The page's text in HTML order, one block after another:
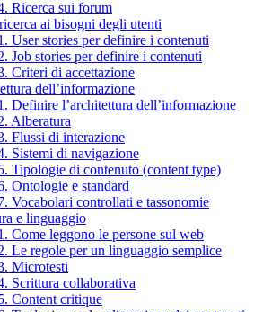
Ricerca sui forum
ai bisogni degli utenti
User stories per definire i contenuti
Job stories per definire i contenuti
Criteri di accettazione
dell’informazione
Definire l’architettura dell’informazione
Alberatura
Flussi di interazione
Sistemi di navigazione
Tipologie di contenuto (content type)
Ontologie e standard
Vocabolari controllati e tassonomie
e linguaggio
Come leggono le persone sul web
Le regole per un linguaggio semplice
Microtesti
Scrittura collaborativa
Content critique